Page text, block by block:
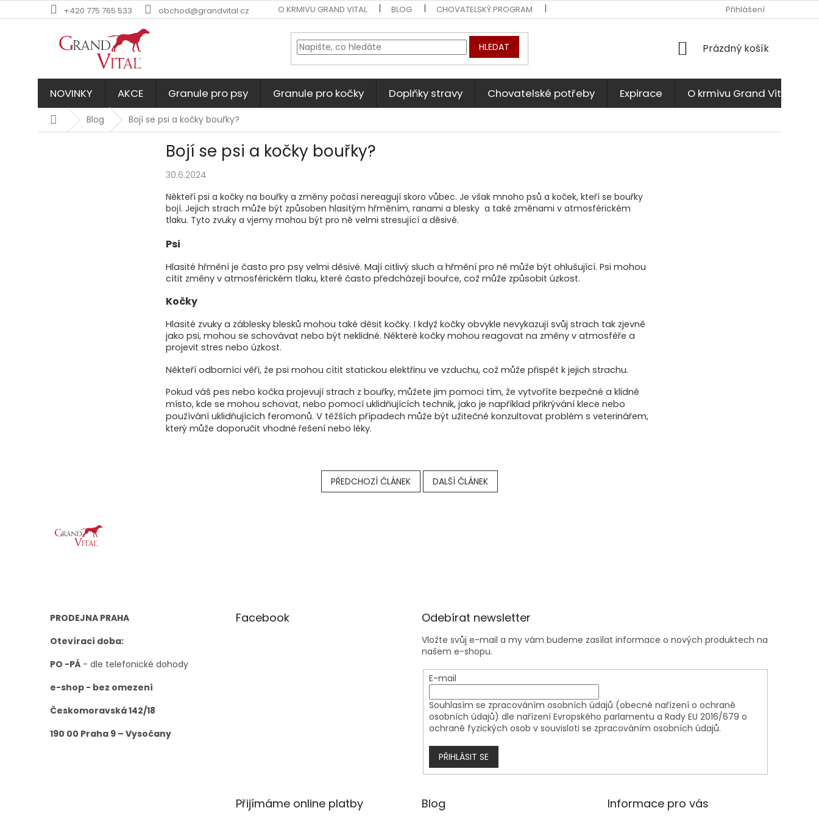
na
+420 775 765 533 obchod@grandvital.cz O KRMIVU GRAND VITAL BLOG CHOVATELSKÝ PROGRAM OBCHODNÍ PODMÍNKY
Přihlášení
HLEDAT
NÁKUPNÍ
Prázdný košík
NOVINKY AKCE Granule pro psy Granule pro kočky Doplňky stravy Chovatelské potřeby Expirace O krmivu Grand Vital
DomůBlog Bojí se psi a kočky bouřky?
Bojí se psi a kočky bouřky?
30.6.2024
Někteří psi a kočky na bouřky a změny počasí nereagují skoro vůbec. Je však mnoho psů a koček, kteří se bouřky
bojí. Jejich strach může být způsoben hlasitým hřměním, ranami a blesky a také změnami v atmosférickém
tlaku. Tyto zvuky a vjemy mohou být pro ně velmi stresující a děsivé.
Psi
Hlasité hřmění je často pro psy velmi děsivé. Mají citlivý sluch a hřmění pro ně může být ohlušující. Psi mohou
cítit změny v atmosférickém tlaku, které často předcházejí bouřce, což může způsobit úzkost.
Kočky
Hlasité zvuky a záblesky blesků mohou také děsit kočky. I když kočky obvykle nevykazují svůj strach tak zjevně
jako psi, mohou se schovávat nebo být neklidné. Některé kočky mohou reagovat na změny v atmosféře a
projevit stres nebo úzkost.
Někteří odborníci věří, že psi mohou cítit statickou elektřinu ve vzduchu, což může přispět k jejich strachu.
Pokud váš pes nebo kočka projevují strach z bouřky, můžete jim pomoci tím, že vytvoříte bezpečné a klidné
místo, kde se mohou schovat, nebo pomocí uklidňujících technik, jako je například přikrývání klece nebo
používání uklidňujících feromonů. V těžších případech může být užitečné konzultovat problém s veterinářem,
který může doporučit vhodné řešení nebo léky.
PŘEDCHOZÍ ČLÁNEK DALŠÍ ČLÁNEK
PRODEJNA PRAHA
Otevírací doba:
PO -PÁ - dle telefonické dohody
e-shop - bez omezení
Českomoravská 142/18
190 00 Praha 9 – Vysočany
Facebook Odebírat newsletter
Vložte svůj e-mail a my vám budeme zasílat informace o nových produktech na
našem e-shopu.
E-mail
Souhlasím se zpracováním osobních údajů (obecné nařízení o ochraně
osobních údajů) dle nařízení Evropského parlamentu a Rady EU 2016/679 o
ochraně fyzických osob v souvisloti se zpracováním osobních údajů.
PŘIHLÁSIT SE
Přijímáme online platby Blog Informace pro vás